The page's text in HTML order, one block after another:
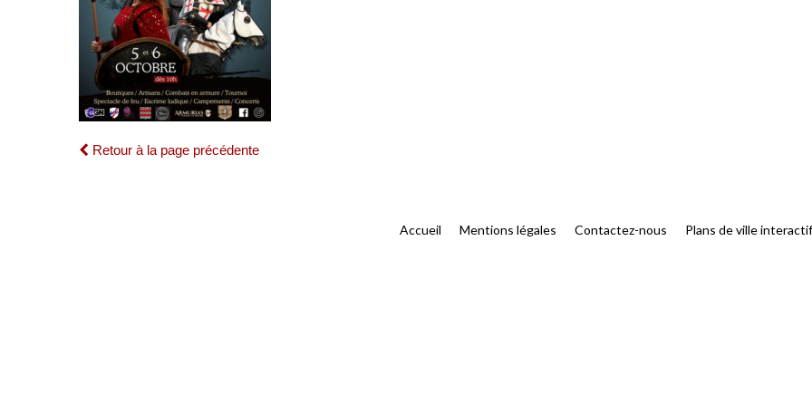
Retour à la page précédente
Accueil Mentions légales Contactez-nous Plans de ville